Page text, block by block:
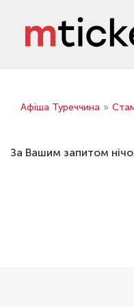
Афіша Туреччина »
За Вашим запитом